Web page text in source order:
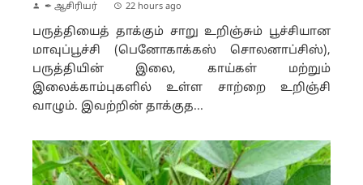
✒ ஆசிரியர் 22 hours ago
பருத்தியைத் தாக்கும் சாறு உறிஞ்சும் பூச்சியான
மாவுப்பூச்சி (பெனோகாக்கஸ் சொலனாப்சிஸ்),
பருத்தியின் இலை, காய்கள் மற்றும்
இலைக்காம்புகளில் உள்ள சாற்றை உறிஞ்சி
வாழும். இவற்றின் தாக்குத...